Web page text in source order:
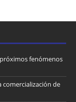
fenómenos
comercialización de